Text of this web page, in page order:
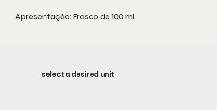
Apresentação:Frasco de 100 ml.
select a desired unit